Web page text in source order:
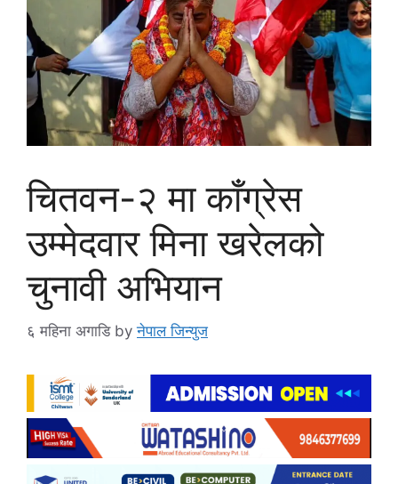
चितवन-२ मा काँग्रेस
उम्मेदवार मिना खरेलको
चुनावी अभियान
६ महिना अगाडि byनेपाल जिन्युज